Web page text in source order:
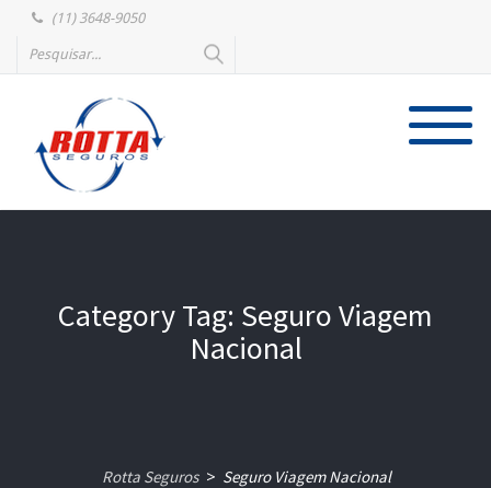
(11) 3648-9050
Category Tag: Seguro Viagem
Nacional
Rotta Seguros > Seguro Viagem Nacional